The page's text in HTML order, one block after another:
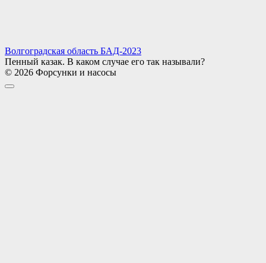
Волгоградская область БАД-2023
Пенный казак. В каком случае его так называли?
© 2026 Форсунки и насосы